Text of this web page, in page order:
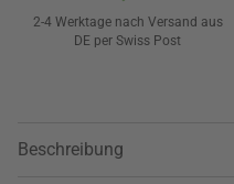
2-4 Werktage nach Versand aus
DE per Swiss Post
Beschreibung